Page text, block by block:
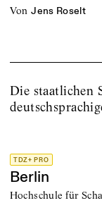
von Jens Roselt
Die staatlichen
TDZ+ PRO
Berlin
Hochschule für